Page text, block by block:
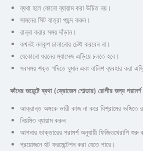
ব্যথা হলে কোনো ব্যায়াম করা উচিত নয়।
সামনের সিট যাত্রা পছন্দ করুন।
রান্না করার সময় দাঁড়ান।
কখনই নলকূপ চালানোর চেষ্টা করবেন না।
যেকোনো ধরনের ম্যাসেজ এড়িয়ে চলতে হবে।
সবসময় শক্ত গদিতে ঘুমান এবং বালিশ ব্যবহার করা
কাঁধের জয়েন্টে ব্যথা (ফ্রোজেন শোল্ডার) রোগীর জন্য পরামর্শ
আক্রান্ত অঙ্গকে ভারী কাজ না করে বিশ্রামের ভঙ্গিতে
নিয়মিত ব্যায়াম করুন
আপনার ডাক্তারের পরামর্শ অনুযায়ী ফিজিওথেরাপি শুরু
প্রয়োজনে হট ফরমেন্টেশন করা যেতে পারে।